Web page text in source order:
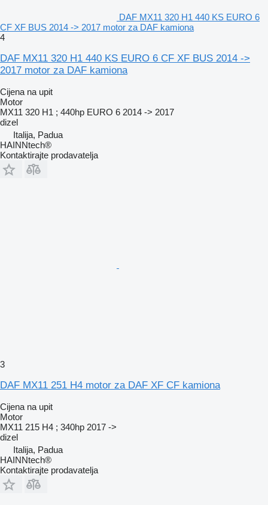
DAF MX11 320 H1 440 KS EURO 6
CF XF BUS 2014 -> 2017 motor za DAF kamiona
4
DAF MX11 320 H1 440 KS EURO 6 CF XF BUS 2014 ->
2017 motor za DAF kamiona
Cijena na upit
Motor
MX11 320 H1 ; 440hp EURO 6 2014 -> 2017
dizel
Italija, Padua
HAINNtech®
Kontaktirajte prodavatelja
3
DAF MX11 251 H4 motor za DAF XF CF kamiona
Cijena na upit
Motor
MX11 215 H4 ; 340hp 2017 ->
dizel
Italija, Padua
HAINNtech®
Kontaktirajte prodavatelja